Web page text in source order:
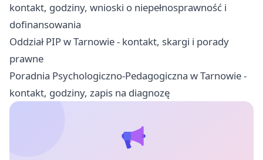
kontakt, godziny, wnioski o niepełnosprawność i
dofinansowania
Oddział PIP w Tarnowie - kontakt, skargi i porady
prawne
Poradnia Psychologiczno-Pedagogiczna w Tarnowie -
kontakt, godziny, zapis na diagnozę